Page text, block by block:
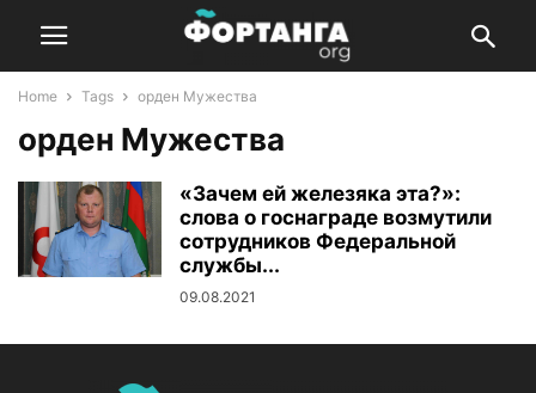
Home Tags орден Мужества
орден Мужества
«Зачем ей железяка эта?»:
слова о госнаграде возмутили
сотрудников Федеральной
службы...
09.08.2021